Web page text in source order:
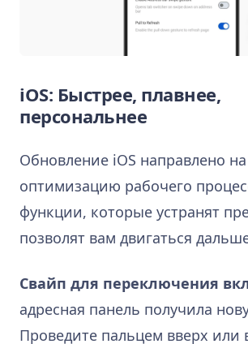
iOS: Быстрее, плавнее,
персональнее
Обновление iOS направлено на
оптимизацию рабочего
функции, которые устранят
позволят вам двигаться
Свайп для переключения
адресная панель получила
Проведите пальцем вверх или